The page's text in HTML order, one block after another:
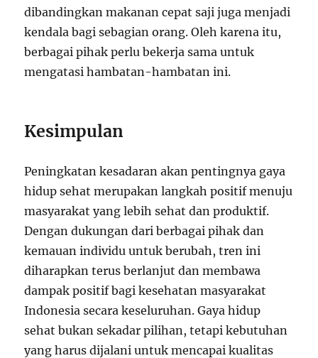
dibandingkan makanan cepat saji juga menjadi
kendala bagi sebagian orang. Oleh karena itu,
berbagai pihak perlu bekerja sama untuk
mengatasi hambatan-hambatan ini.
Kesimpulan
Peningkatan kesadaran akan pentingnya gaya
hidup sehat merupakan langkah positif menuju
masyarakat yang lebih sehat dan produktif.
Dengan dukungan dari berbagai pihak dan
kemauan individu untuk berubah, tren ini
diharapkan terus berlanjut dan membawa
dampak positif bagi kesehatan masyarakat
Indonesia secara keseluruhan. Gaya hidup
sehat bukan sekadar pilihan, tetapi kebutuhan
yang harus dijalani untuk mencapai kualitas